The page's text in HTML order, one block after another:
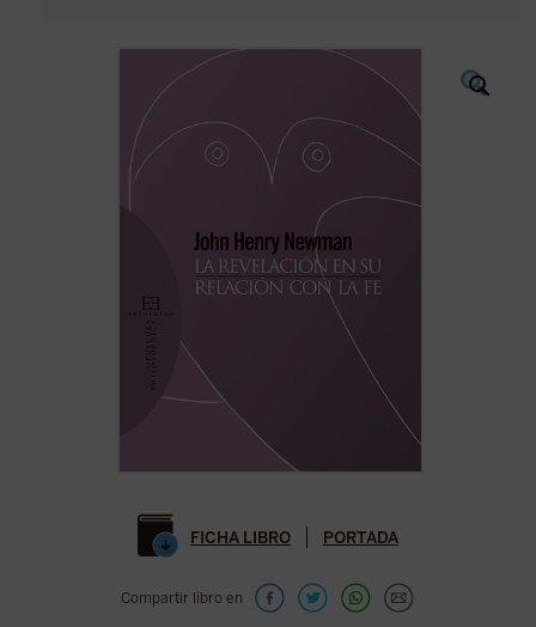
FICHA LIBRO PORTADA
Compartir libro en